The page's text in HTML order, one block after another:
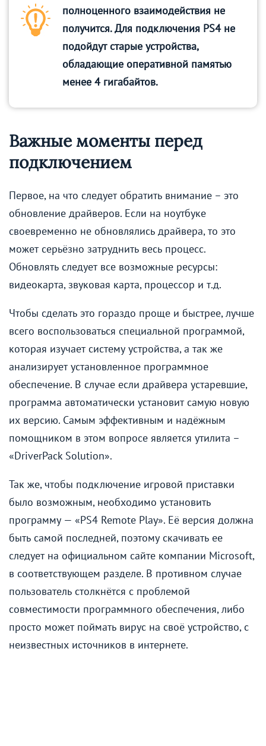
полноценного взаимодействия не
получится. Для подключения PS4 не
подойдут старые устройства,
обладающие оперативной памятью
менее 4 гигабайтов.
Важные моменты перед
подключением
Первое, на что следует обратить внимание – это
обновление драйверов. Если на ноутбуке
своевременно не обновлялись драйвера, то это
может серьёзно затруднить весь процесс.
Обновлять следует все возможные ресурсы:
видеокарта, звуковая карта, процессор и т.д.
Чтобы сделать это гораздо проще и быстрее, лучше
всего воспользоваться специальной программой,
которая изучает систему устройства, а так же
анализирует установленное программное
обеспечение. В случае если драйвера устаревшие,
программа автоматически установит самую новую
их версию. Самым эффективным и надёжным
помощником в этом вопросе является утилита –
«DriverPack Solution».
Так же, чтобы подключение игровой приставки
было возможным, необходимо установить
программу — «PS4 Remote Play». Её версия должна
быть самой последней, поэтому скачивать ее
следует на официальном сайте компании Microsoft,
в соответствующем разделе. В противном случае
пользователь столкнётся с проблемой
совместимости программного обеспечения, либо
просто может поймать вирус на своё устройство, с
неизвестных источников в интернете.